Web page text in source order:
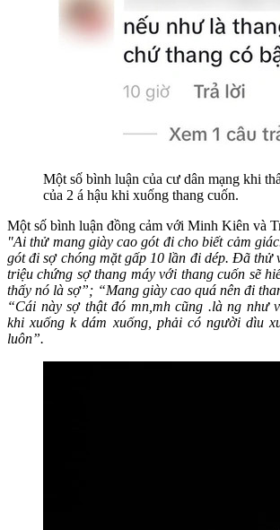
Một số bình luận của cư dân mạng khi
của 2 á hậu khi xuống thang cuốn.
Một số bình luận đồng cảm với Minh Kiên và
"Ai thử mang giày cao gót đi cho biết cảm
gót đi sợ chóng mặt gấp 10 lần đi dép. Đã
triệu chứng sợ thang máy với thang cuốn sẽ
thấy nó là sợ”; “Mang giày cao quá nên đi
“Cái này sợ thật đó mn,mh cũng .là ng như
khi xuống k dám xuống, phải có người dìu
luôn”.